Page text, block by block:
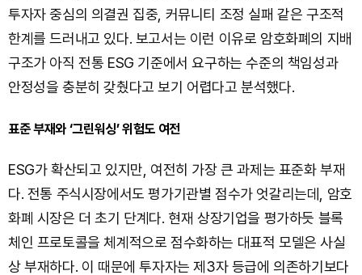
투자자 중심의 의결권 집중, 커뮤니티 조정 실패 같은 구조적
한계를 드러내고 있다. 보고서는 이런 이유로 암호화폐의 지배
구조가 아직 전통 ESG 기준에서 요구하는 수준의 책임성과
안정성을 충분히 갖췄다고 보기 어렵다고 분석했다.
표준 부재와 ‘그린워싱’ 위험도 여전
ESG가 확산되고 있지만, 여전히 가장 큰 과제는 표준화 부재
다. 전통 주식시장에서도 평가기관별 점수가 엇갈리는데, 암호
화폐 시장은 더 초기 단계다. 현재 상장기업을 평가하듯 블록
체인 프로토콜을 체계적으로 점수화하는 대표적 모델은 사실
상 부재하다. 이 때문에 투자자는 제3자 등급에 의존하기보다